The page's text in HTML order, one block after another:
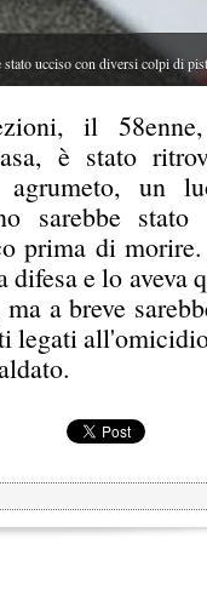
ucciso con diversi colpi di
il
è stato
un
sarebbe
prima di
e lo aveva
a breve
legati